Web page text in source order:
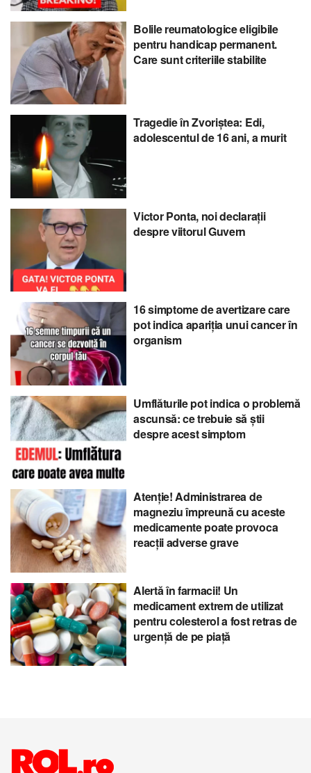
Bolile reumatologice eligibile
pentru handicap permanent.
Care sunt criteriile stabilite
Tragedie în Zvoriștea: Edi,
adolescentul de 16 ani, a murit
Victor Ponta, noi declarații
despre viitorul Guvern
16 simptome de avertizare care
pot indica apariția unui cancer în
organism
Umflăturile pot indica o problemă
ascunsă: ce trebuie să știi
despre acest simptom
Atenție! Administrarea de
magneziu împreună cu aceste
medicamente poate provoca
reacții adverse grave
Alertă în farmacii! Un
medicament extrem de utilizat
pentru colesterol a fost retras de
urgență de pe piață